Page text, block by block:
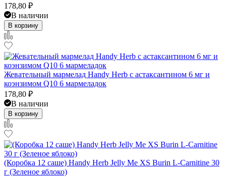
178,80 ₽
В наличии
В корзину
Жевательный мармелад Handy Herb с астаксантином 6 мг и
коэнзимом Q10 6 мармеладок
178,80 ₽
В наличии
В корзину
(Коробка 12 саше) Handy Herb Jelly Me XS Burin L-Carnitine 30
г (Зеленое яблоко)